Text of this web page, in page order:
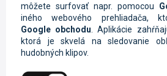
môžete surfovať napr. pomocou
iného webového prehliadača,
Google obchodu . Aplikácie
ktorá je skvelá na sledovanie
hudobných klipov.